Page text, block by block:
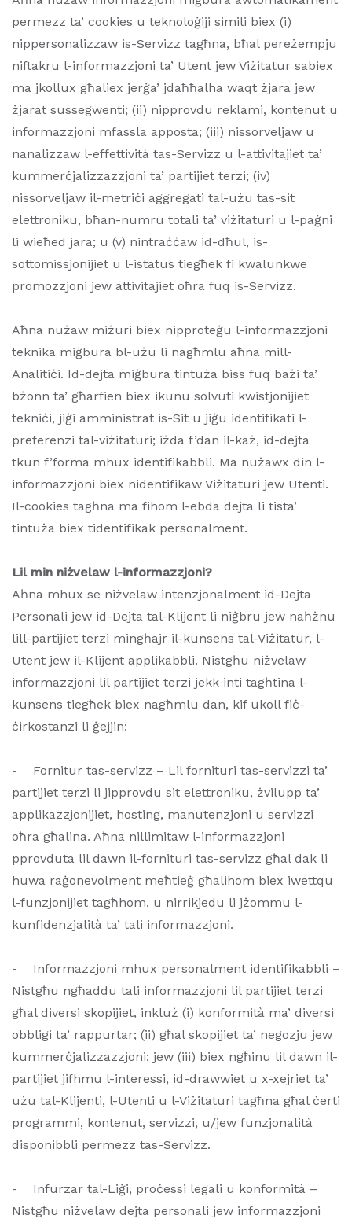
permezz ta’ cookies u teknoloġiji simili biex (i)
nippersonalizzaw is-Servizz tagħna, bħal pereżempju
niftakru l-informazzjoni ta’ Utent jew Viżitatur sabiex
ma jkollux għaliex jerġa’ jdaħħalha waqt żjara jew
żjarat sussegwenti; (ii) nipprovdu reklami, kontenut u
informazzjoni mfassla apposta; (iii) nissorveljaw u
nanalizzaw l-effettività tas-Servizz u l-attivitajiet ta’
kummerċjalizzazzjoni ta’ partijiet terzi; (iv)
nissorveljaw il-metriċi aggregati tal-użu tas-sit
elettroniku, bħan-numru totali ta’ viżitaturi u l-paġni
li wieħed jara; u (v) nintraċċaw id-dħul, is-
sottomissjonijiet u l-istatus tiegħek fi kwalunkwe
promozzjoni jew attivitajiet oħra fuq is-Servizz.
Aħna nużaw miżuri biex nipproteġu l-informazzjoni
teknika miġbura bl-użu li nagħmlu aħna mill-
Analitiċi. Id-dejta miġbura tintuża biss fuq bażi ta’
bżonn ta’ għarfien biex ikunu solvuti kwistjonijiet
tekniċi, jiġi amministrat is-Sit u jiġu identifikati l-
preferenzi tal-viżitaturi; iżda f’dan il-każ, id-dejta
tkun f’forma mhux identifikabbli. Ma nużawx din l-
informazzjoni biex nidentifikaw Viżitaturi jew Utenti.
Il-cookies tagħna ma fihom l-ebda dejta li tista’
tintuża biex tidentifikak personalment.
Lil min niżvelaw l-informazzjoni?
Aħna mhux se niżvelaw intenzjonalment id-Dejta
Personali jew id-Dejta tal-Klijent li niġbru jew naħżnu
lill-partijiet terzi mingħajr il-kunsens tal-Viżitatur, l-
Utent jew il-Klijent applikabbli. Nistgħu niżvelaw
informazzjoni lil partijiet terzi jekk inti tagħtina l-
kunsens tiegħek biex nagħmlu dan, kif ukoll fiċ-
ċirkostanzi li ġejjin:
- Fornitur tas-servizz – Lil fornituri tas-servizzi ta’
partijiet terzi li jipprovdu sit elettroniku, żvilupp ta’
applikazzjonijiet, hosting, manutenzjoni u servizzi
oħra għalina. Aħna nillimitaw l-informazzjoni
pprovduta lil dawn il-fornituri tas-servizz għal dak li
huwa raġonevolment meħtieġ għalihom biex iwettqu
l-funzjonijiet tagħhom, u nirrikjedu li jżommu l-
kunfidenzjalità ta’ tali informazzjoni.
- Informazzjoni mhux personalment identifikabbli –
Nistgħu ngħaddu tali informazzjoni lil partijiet terzi
għal diversi skopijiet, inkluż (i) konformità ma’ diversi
obbligi ta’ rappurtar; (ii) għal skopijiet ta’ negozju jew
kummerċjalizzazzjoni; jew (iii) biex ngħinu lil dawn il-
partijiet jifhmu l-interessi, id-drawwiet u x-xejriet ta’
użu tal-Klijenti, l-Utenti u l-Viżitaturi tagħna għal ċerti
programmi, kontenut, servizzi, u/jew funzjonalità
disponibbli permezz tas-Servizz.
- Infurzar tal-Liġi, proċessi legali u konformità –
Nistgħu niżvelaw dejta personali jew informazzjoni